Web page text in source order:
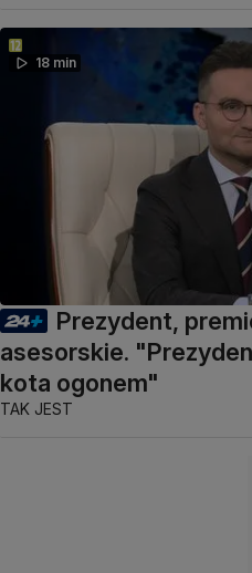
18 min
Prezydent,
asesorskie.
kota ogonem"
TAK JEST